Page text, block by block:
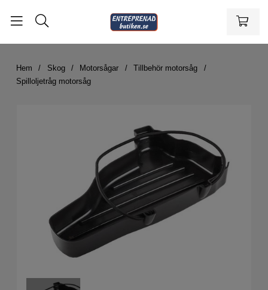
Hem Skog Motorsågar
Tillbehör motorsåg
Spilloljetråg motorsåg